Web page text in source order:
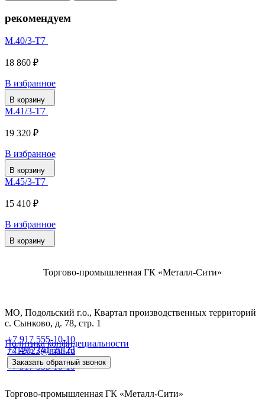
рекомендуем
М.40/3-Т7
18 860 ₽
В избранное
В корзину
М.41/3-Т7
19 320 ₽
В избранное
В корзину
М.45/3-Т7
15 410 ₽
В избранное
В корзину
Торгово-промышленная ГК «Металл-Сити»
МО, Подольский г.о., Квартал производственных территорий
с. Сынково, д. 78, стр. 1
Политика конфидециальности
+7 917 555-10-10
+7 495 741-20-23
+7 917 555-10-10
7412023@mail.ru
Заказать обратный звонок
Торгово-промышленная ГК «Металл-Сити»